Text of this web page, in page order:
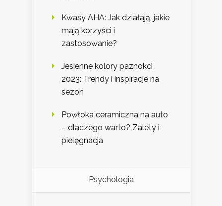
Kwasy AHA: Jak działają, jakie
mają korzyści i
zastosowanie?
Jesienne kolory paznokci
2023: Trendy i inspiracje na
sezon
Powłoka ceramiczna na auto
– dlaczego warto? Zalety i
pielęgnacja
Psychologia